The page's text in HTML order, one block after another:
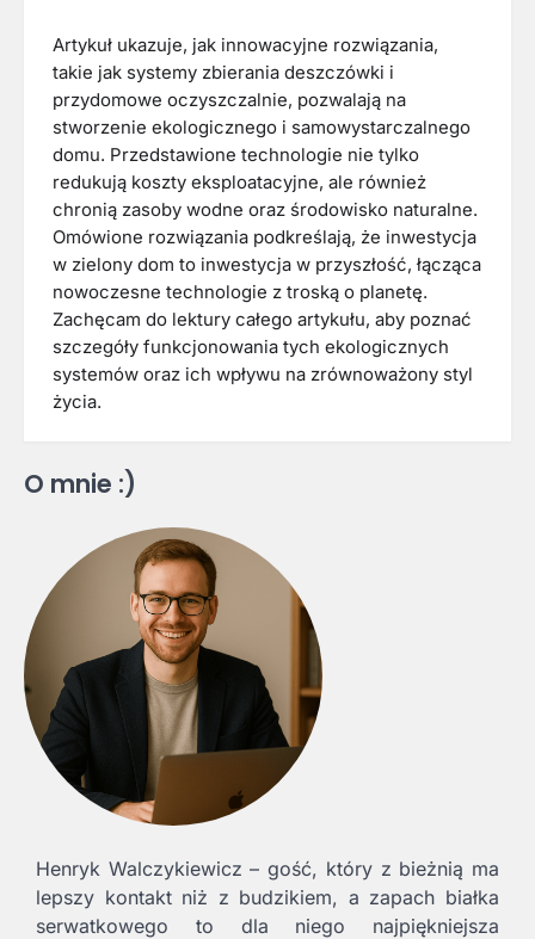
Artykuł ukazuje, jak innowacyjne rozwiązania,
takie jak systemy zbierania deszczówki i
przydomowe oczyszczalnie, pozwalają na
stworzenie ekologicznego i samowystarczalnego
domu. Przedstawione technologie nie tylko
redukują koszty eksploatacyjne, ale również
chronią zasoby wodne oraz środowisko naturalne.
Omówione rozwiązania podkreślają, że inwestycja
w zielony dom to inwestycja w przyszłość, łącząca
nowoczesne technologie z troską o planetę.
Zachęcam do lektury całego artykułu, aby poznać
szczegóły funkcjonowania tych ekologicznych
systemów oraz ich wpływu na zrównoważony styl
życia.
O mnie :)
Henryk Walczykiewicz – gość, który z bieżnią ma
lepszy kontakt niż z budzikiem, a zapach białka
serwatkowego to dla niego najpiękniejsza